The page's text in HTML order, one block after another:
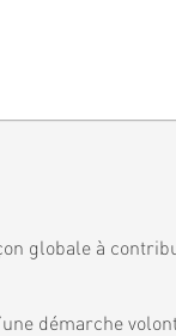
globale à
démarche